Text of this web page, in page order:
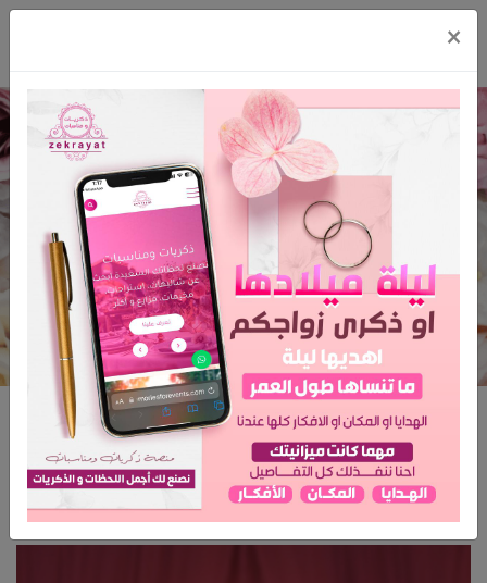
قلامور تنسيق كوش ومداخل
الرئيسية قلامور تنسيق كوش ومداخل
قلامور تنسيق كوش ومداخل
المدينة: جدة
×